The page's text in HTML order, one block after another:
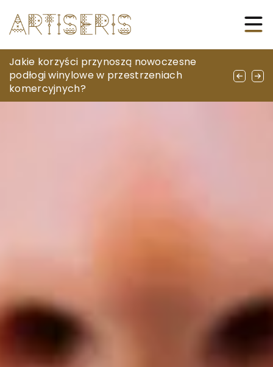
Jak wybrać odpowiednie kable do swojego
systemu audio?
Jakie korzyści przynoszą nowoczesne
podłogi winylowe w przestrzeniach
komercyjnych?
Zalety i efekty mezoterapii w pielęgnacji
skóry twarzy